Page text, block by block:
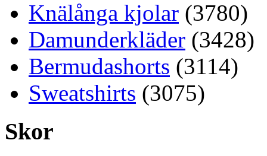
Knälånga kjolar (3780)
Damunderkläder (3428)
Bermudashorts (3114)
Sweatshirts (3075)
Skor